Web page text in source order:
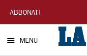
La
Nuova
Sardegna
ABBONATI
MENU